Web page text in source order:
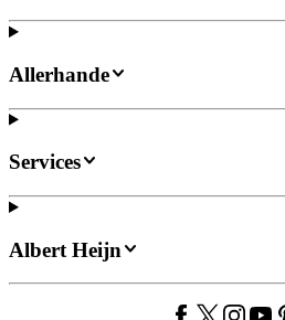
Allerhande
Services
Albert Heijn